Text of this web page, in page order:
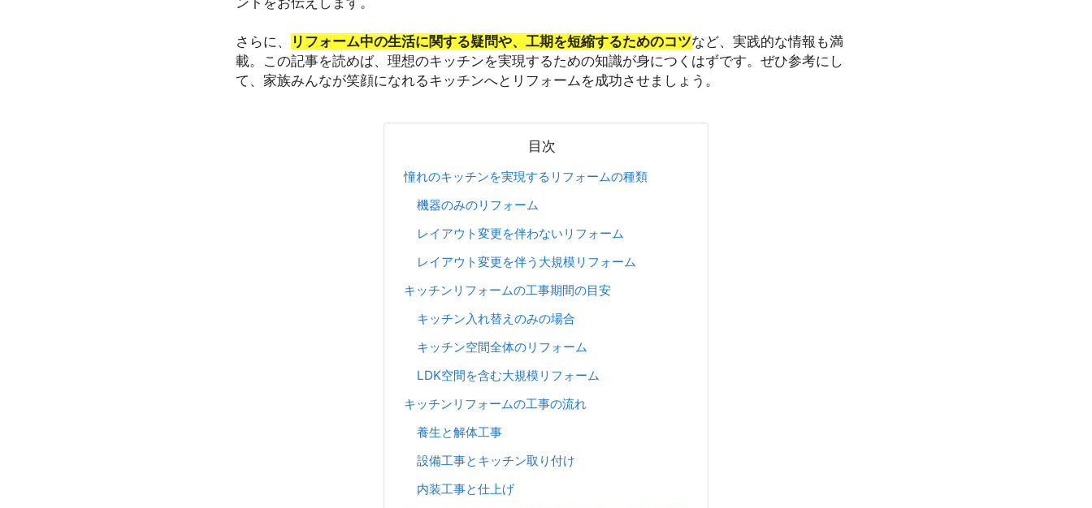
さらに、 リフォーム中の生活に関する疑問や、工期を短縮するためのコツなど、実践的な情報も満
載。この記事を読めば、理想のキッチンを実現するための知識が身につくはずです。ぜひ参考にし
て、家族みんなが笑顔になれるキッチンへとリフォームを成功させましょう。
目次
憧れのキッチンを実現するリフォームの種類
機器のみのリフォーム
レイアウト変更を伴わないリフォーム
レイアウト変更を伴う大規模リフォーム
キッチンリフォームの工事期間の目安
キッチン入れ替えのみの場合
キッチン空間全体のリフォーム
LDK空間を含む大規模リフォーム
キッチンリフォームの工事の流れ
養生と解体工事
設備工事とキッチン取り付け
内装工事と仕上げ